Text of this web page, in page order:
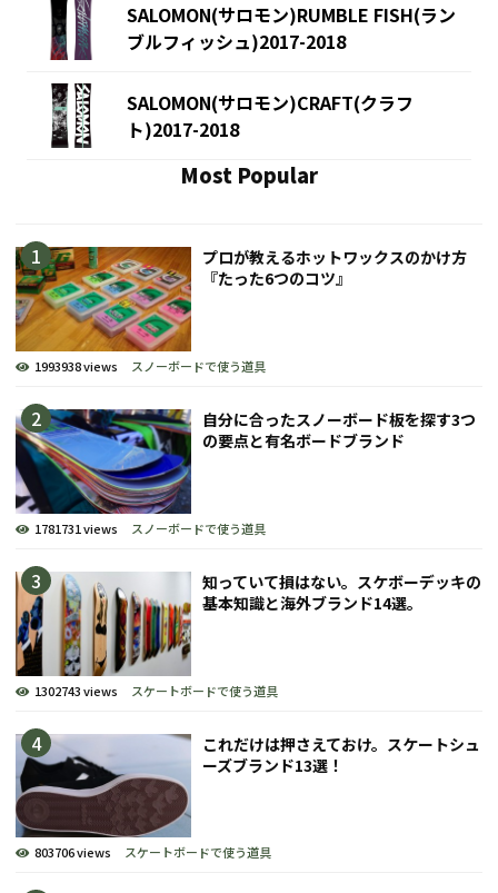
SALOMON(サロモン)RUMBLE FISH(ラン
ブルフィッシュ)2017-2018
SALOMON(サロモン)CRAFT(クラフ
ト)2017-2018
Most Popular
プロが教えるホットワックスのかけ方
『たった6つのコツ』
1993938 views スノーボードで使う道具
自分に合ったスノーボード板を探す3つ
の要点と有名ボードブランド
1781731 views スノーボードで使う道具
知っていて損はない。スケボーデッキの
基本知識と海外ブランド14選。
1302743 views スケートボードで使う道具
これだけは押さえておけ。スケートシュ
ーズブランド13選！
803706 views スケートボードで使う道具